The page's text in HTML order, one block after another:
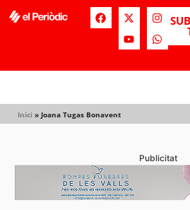
Inici » Joana Tugas Bonavent
Publicitat